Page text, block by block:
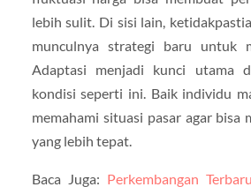
lebih sulit. Di sisi lain,
munculnya strategi baru untuk
Adaptasi menjadi kunci utama
kondisi seperti ini. Baik individu
memahami situasi pasar agar bisa
yang lebih tepat.
Baca Juga: Perkembangan